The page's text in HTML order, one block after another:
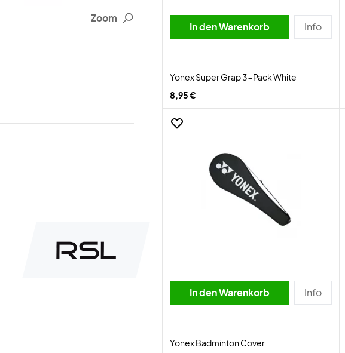
Zoom
In den Warenkorb Info
Yonex Super Grap 3-Pack White
8,95 €
In den Warenkorb Info
Yonex Badminton Cover